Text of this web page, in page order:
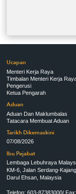
Ucapan
Menteri Kerja Raya
Timbalan Menteri Kerja
Pengerusi
Ketua Pengarah
Aduan
Aduan Dan Maklumbalas
Tatacara Membuat Aduan
Tarikh Dikemaskini
07/08/2026
Ibu Pejabat
Lembaga Lebuhraya
KM-6, Jalan Serdang-
Darul Ehsan, Malaysia
Telefon: 603-87383000/